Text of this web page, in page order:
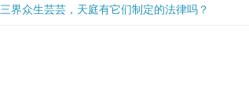
三界众生芸芸，天庭有它们制定的法律吗？